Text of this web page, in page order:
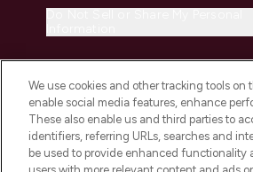
2026 THG Beauty Europe GmbH
We use cookies and other tracking tools
enable social media features, enhance
These also enable us and third parties to
identifiers, referring URLs, searches and
be used to provide enhanced functionality